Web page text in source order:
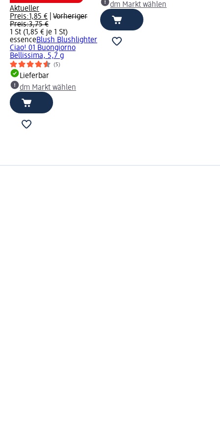
Aktueller
Preis:1,85 €
Vorheriger
Preis:3,75 €
1 St (1,85 € je 1 St)
essenceBlush Blushlighter
Ciao! 01 Buongiorno
Bellissima, 5,7 g
(5)
Lieferbar
dm Markt wählen
dm Markt wählen